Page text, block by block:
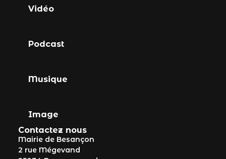
Vidéo
Podcast
Musique
Image
Contactez nous
Mairie de Besançon
2 rue Mégevand